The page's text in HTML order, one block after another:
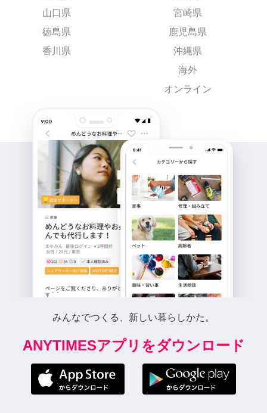
山口県
徳島県
香川県
宮崎県
鹿児島県
沖縄県
海外
オンライン
みんなでつくる、新しい暮らしかた。
ANYTIMESアプリをダウンロード